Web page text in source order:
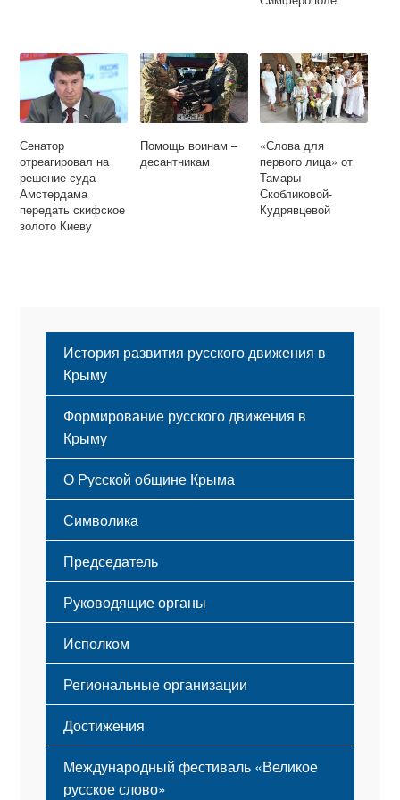
Сенатор
отреагировал на
решение суда
Амстердама
передать скифское
золото Киеву
Помощь воинам –
десантникам
«Слова для
первого лица» от
Тамары
Скобликовой-
Кудрявцевой
История развития русского движения в
Крыму
Формирование русского движения в
Крыму
Русский Крым
О Русской общине Крыма
Этапы становления
Принципы деятельности
Структура
Мероприятия
Символика
Флаг
Герб
Гимн
Председатель
Руководящие органы
Исполком
Региональные организации
Достижения
Международный фестиваль «Великое
русское слово»